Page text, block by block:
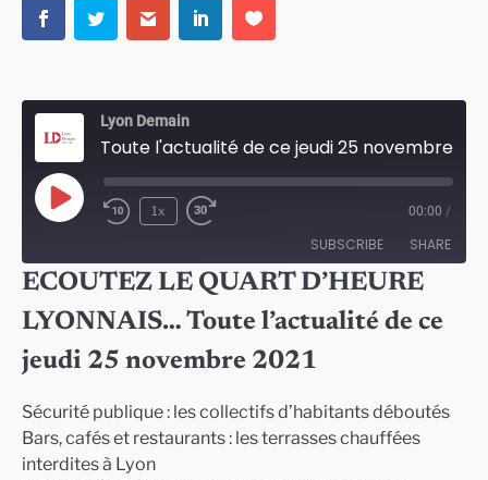
Lyon Demain
Play
1x 00:00 /
SUBSCRIBE SHARE
RSS FEED
SHARE
LINK
ECOUTEZ LE QUART D’HEURE
LYONNAIS… Toute l’actualité de ce
jeudi 25 novembre 2021
Sécurité publique : les collectifs d’habitants déboutés
Bars, cafés et restaurants : les terrasses chauffées
interdites à Lyon